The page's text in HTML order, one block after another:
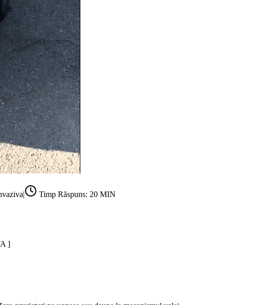
| Timp Răspuns: 20 MIN
]